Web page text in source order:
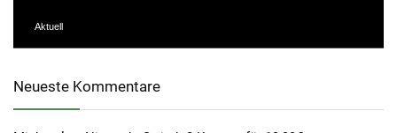
Aktuell
Neueste Kommentare